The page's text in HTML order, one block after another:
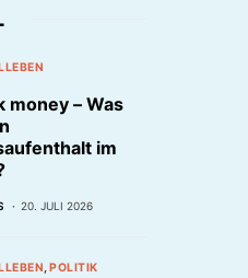
money – Was
im
20. JULI 2026
POLITIK